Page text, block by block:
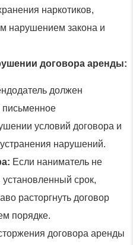
наркотиков,
нарушением закона и
договора аренды:
должен
письменное
условий договора и
нарушений.
Если наниматель не
срок,
расторгнуть договор
порядке.
договора аренды